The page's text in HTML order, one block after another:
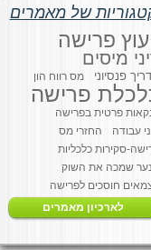
של מאמרים
פרישה
מיסים
פנסיוני מס רווח הון
פרישה
פרטית בפרישה
עבודה
החזרי מס
סקירות כלכליות
שמכה את השוק
חוסכים לפרישה
לארכיון מאמרים